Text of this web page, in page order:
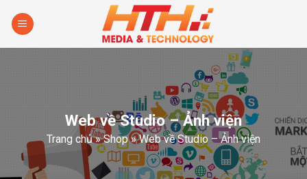
Web về Studio – Ảnh viện
Trang chủ»Shop»Web về Studio – Ảnh viện